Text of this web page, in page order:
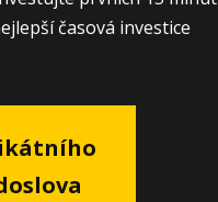
časová investice